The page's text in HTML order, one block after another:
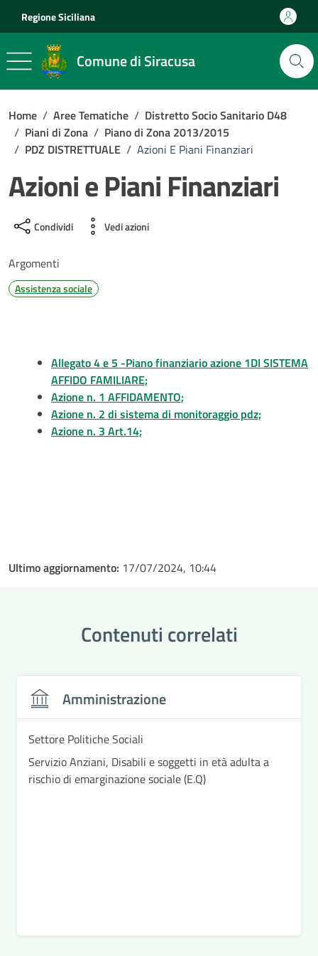
Regione Siciliana
Comune di Siracusa
Home / Aree Tematiche / Distretto Socio Sanitario D48
/ Piani di Zona / Piano di Zona 2013/2015
/ PDZ DISTRETTUALE / Azioni E Piani Finanziari
Azioni e Piani Finanziari
Condividi Vedi azioni
Argomenti
Assistenza sociale
Allegato 4 e 5 -Piano finanziario azione 1DI SISTEMA
AFFIDO FAMILIARE;
Azione n. 1 AFFIDAMENTO;
Azione n. 2 di sistema di monitoraggio pdz;
Azione n. 3 Art.14;
Ultimo aggiornamento: 17/07/2024, 10:44
Contenuti correlati
Amministrazione
Settore Politiche Sociali
Servizio Anziani, Disabili e soggetti in età adulta a
rischio di emarginazione sociale (E.Q)